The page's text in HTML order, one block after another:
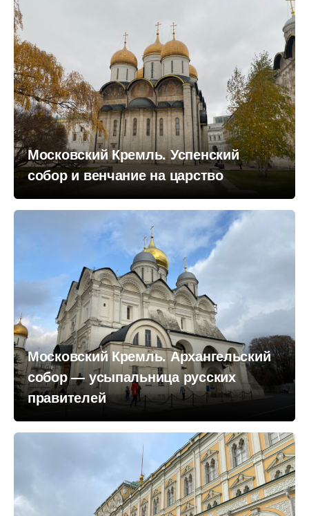
Московский Кремль. Успенский
собор и венчание на царство
Московский Кремль. Архангельский
собор — усыпальница русских
правителей